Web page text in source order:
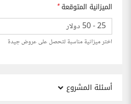
الميزانية المتوقعة*
25 - 50 دولار
اختر ميزانية مناسبة لتحصل على عروض جيدة
أسئلة المشروع